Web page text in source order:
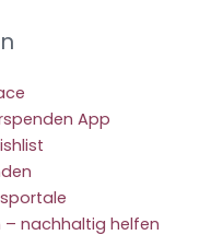
App
nachhaltig helfen